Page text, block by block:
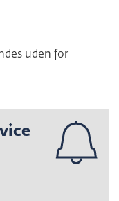
uden for